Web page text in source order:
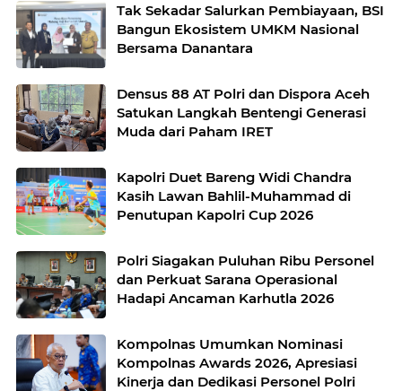
Tak Sekadar Salurkan Pembiayaan, BSI
Bangun Ekosistem UMKM Nasional
Bersama Danantara
Densus 88 AT Polri dan Dispora Aceh
Satukan Langkah Bentengi Generasi
Muda dari Paham IRET
Kapolri Duet Bareng Widi Chandra
Kasih Lawan Bahlil-Muhammad di
Penutupan Kapolri Cup 2026
Polri Siagakan Puluhan Ribu Personel
dan Perkuat Sarana Operasional
Hadapi Ancaman Karhutla 2026
Kompolnas Umumkan Nominasi
Kompolnas Awards 2026, Apresiasi
Kinerja dan Dedikasi Personel Polri